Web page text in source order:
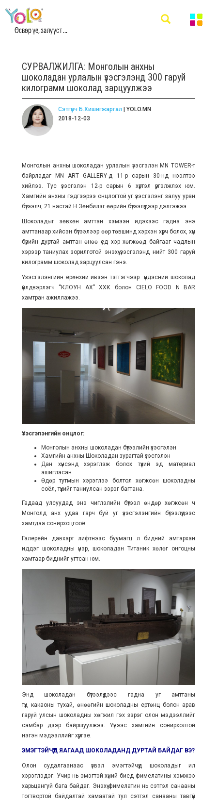
Өсвөр үе, залууст ...
СУРВАЛЖИЛГА: Монголын анхны
шоколадан урлалын үзэсгэлэнд 300 гаруй
килограмм шоколад зарцуулжээ
Сэтгүүлч Б.Хишигжаргал | YOLO.MN
2018-12-03
Монголын анхны шоколадан урлалын үзэсгэлэн MN TOWER-т
байрладаг MN ART GALLERY-д 11-р сарын 30-нд нээлтээ
хийлээ. Тус үзэсгэлэн 12-р сарын 6 хүртэл үргэлжлэх юм.
Хамгийн анхны гэдгээрээ онцлогтой уг үзэсгэлэнг залуу уран
бүтээлч, 21 настай Н.Зөнбилэг өөрийн бүтээлүүдээр дэлгэжээ.
Шоколадыг зөвхөн амттан хэмээн идэхээс гадна энэ
амттанаар хийсэн бүтээлээр өөр төвшинд хэрхэн хүрч болох, хүн
бүрийн дуртай амттан өнөө үед хэр хөгжөөд байгааг чадлын
хэрээр таниулах зорилготой энэхүү үзэсгэлэнд нийт 300 гаруй
килограмм шоколад зарцуулсан гэнэ.
Үзэсгэлэнгийн ерөнхий ивээн тэтгэгчээр үндэсний шоколад
үйлдвэрлэгч “КЛОУН АХ” ХХК болон CIELO FOOD N BAR
хамтран ажиллажээ.
Үзэсгэлэнгийн онцлог:
Монголын анхны шоколадан бүтээлийн үзэсгэлэн
Хамгийн анхны Шоколадан зурагтай үзэсгэлэн
Дан хүнсэнд хэрэглэж болох түүхий эд материал
ашигласан
Өдөр тутмын хэрэглээ болтол хөгжсөн шоколадны
соёл, түүхийг таниулсан зэрэг багтана.
Гадаад улсуудад энэ чиглэлийн бүтээл өндөр хөгжсөн ч
Монголд анх удаа гарч буй уг үзэсгэлэнгийн бүтээлүүдээс
хамтдаа сонирхоцгооё.
Галерейн давхарт лифтнээс буумагц л бидний амтархан
иддэг шоколадны үнэр, шоколадан Титаник хөлөг онгоцны
хамтаар биднийг угтсан юм.
Энд шоколадан бүтээлүүдээс гадна уг амттаны
түүх, какаоны тухай, өнөөгийн шоколадны ертөнц болон арав
гаруй улсын шоколадны хөгжил гэх зэрэг олон мэдээллийг
самбар дээр байршуулжээ. Үүнээс хамгийн сонирхолтой
нэгэн мэдээллийг хүргэе.
ЭМЭГТЭЙЧҮҮД ЯАГААД ШОКОЛАДАНД ДУРТАЙ БАЙДАГ ВЭ?
Олон судалгаанаас үзвэл эмэгтэйчүүд шоколадыг илүү
хэрэглэдэг. Учир нь эмэгтэй хүний биед фимелатины хэмжээ
харьцангуй бага байдаг. Энэхүү фимелатин нь сэтгэл санааны
тогтвортой байдалтай хамаатай тул сэтгэл санааны тавгүй